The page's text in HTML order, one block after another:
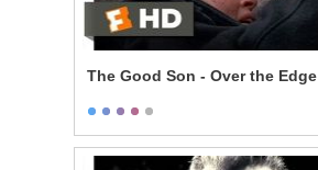
The Good Son - Over the Edge